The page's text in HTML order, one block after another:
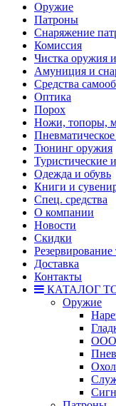
Оружие
Патроны
Снаряжение
Комиссия
Чистка оружия
Амуниция и
Средства
Оптика
Порох
Ножи, топоры,
Тюнинг оружия
Туристические
Одежда и обувь
Книги и
Спец. средства
О компании
Новости
Скидки
Резервирование
Доставка
Контакты
КАТАЛОГ
Оружие